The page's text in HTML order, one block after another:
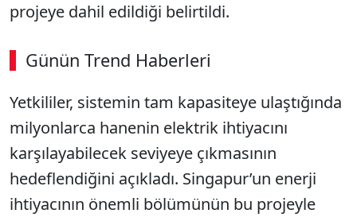
projeye dahil edildiği belirtildi.
Günün Trend Haberleri
00:02 / 09:08
Sesi Aç
Yetkililer, sistemin tam kapasiteye ulaştığında
milyonlarca hanenin elektrik ihtiyacını
karşılayabilecek seviyeye çıkmasının
hedeflendiğini açıkladı. Singapur’un enerji
ihtiyacının önemli bölümünün bu projeyle